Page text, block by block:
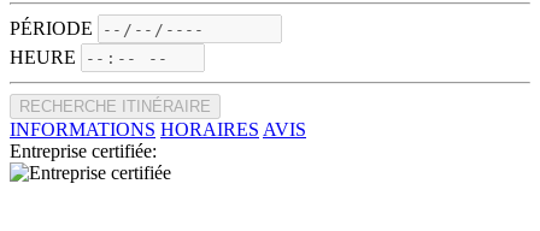
PÉRIODE
HEURE
RECHERCHE ITINÉRAIRE
INFORMATIONS HORAIRES AVIS
Entreprise certifiée: